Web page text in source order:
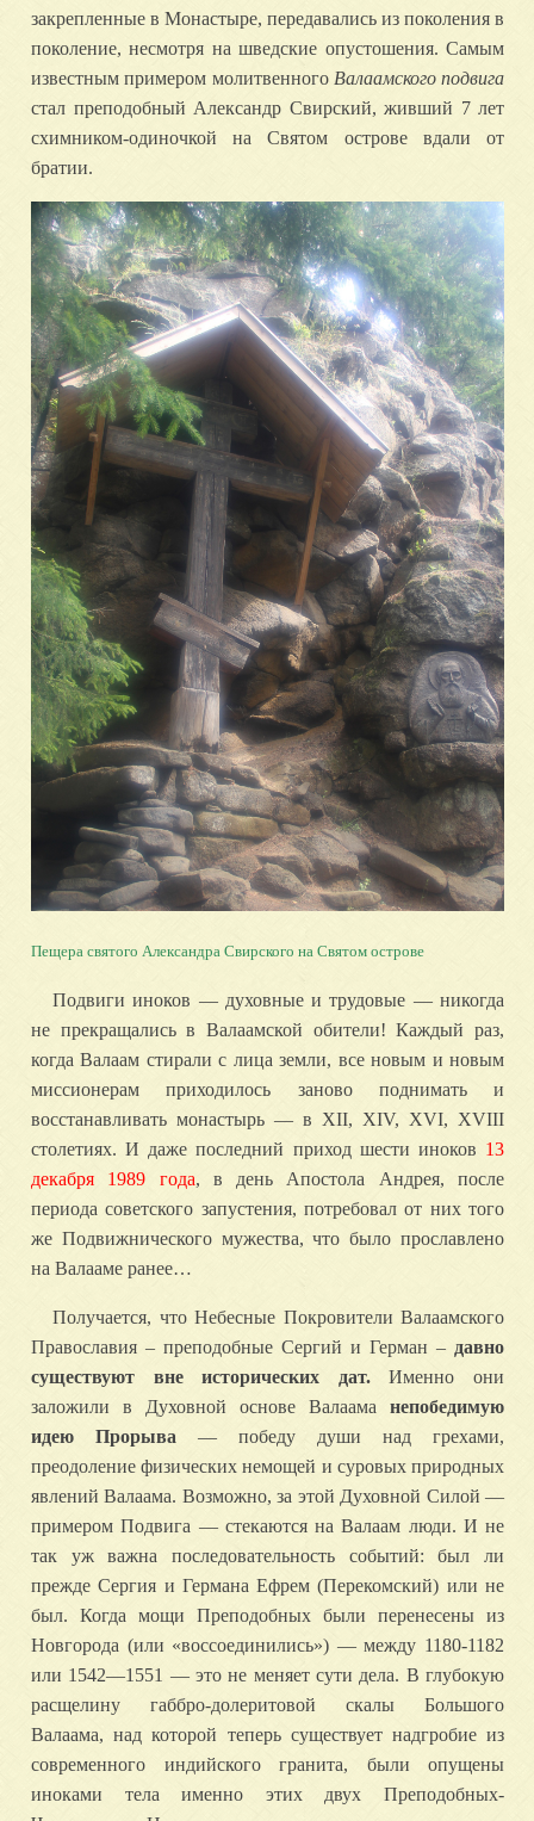
закрепленные в Монастыре, передавались из поколения в
поколение, несмотря на шведские опустошения. Самым
известным примером молитвенного Валаамского подвига
стал преподобный Александр Свирский, живший 7 лет
схимником-одиночкой на Святом острове вдали от
братии.
Пещера святого Александра Свирского на Святом острове
Подвиги иноков — духовные и трудовые — никогда
не прекращались в Валаамской обители! Каждый раз,
когда Валаам стирали с лица земли, все новым и новым
миссионерам приходилось заново поднимать и
восстанавливать монастырь — в XII, XIV, XVI, XVIII
столетиях. И даже последний приход шести иноков 13
декабря 1989 года, в день Апостола Андрея, после
периода советского запустения, потребовал от них того
же Подвижнического мужества, что было прославлено
на Валааме ранее…
Получается, что Небесные Покровители Валаамского
Православия – преподобные Сергий и Герман – давно
существуют вне исторических дат.Именно они
заложили в Духовной основе Валаама непобедимую
идею Прорыва — победу души над грехами,
преодоление физических немощей и суровых природных
явлений Валаама. Возможно, за этой Духовной Силой —
примером Подвига — стекаются на Валаам люди. И не
так уж важна последовательность событий: был ли
прежде Сергия и Германа Ефрем (Перекомский) или не
был. Когда мощи Преподобных были перенесены из
Новгорода (или «воссоединились») — между 1180-1182
или 1542—1551 — это не меняет сути дела. В глубокую
расщелину габбро-долеритовой скалы Большого
Валаама, над которой теперь существует надгробие из
современного индийского гранита, были опущены
иноками тела именно этих двух Преподобных-